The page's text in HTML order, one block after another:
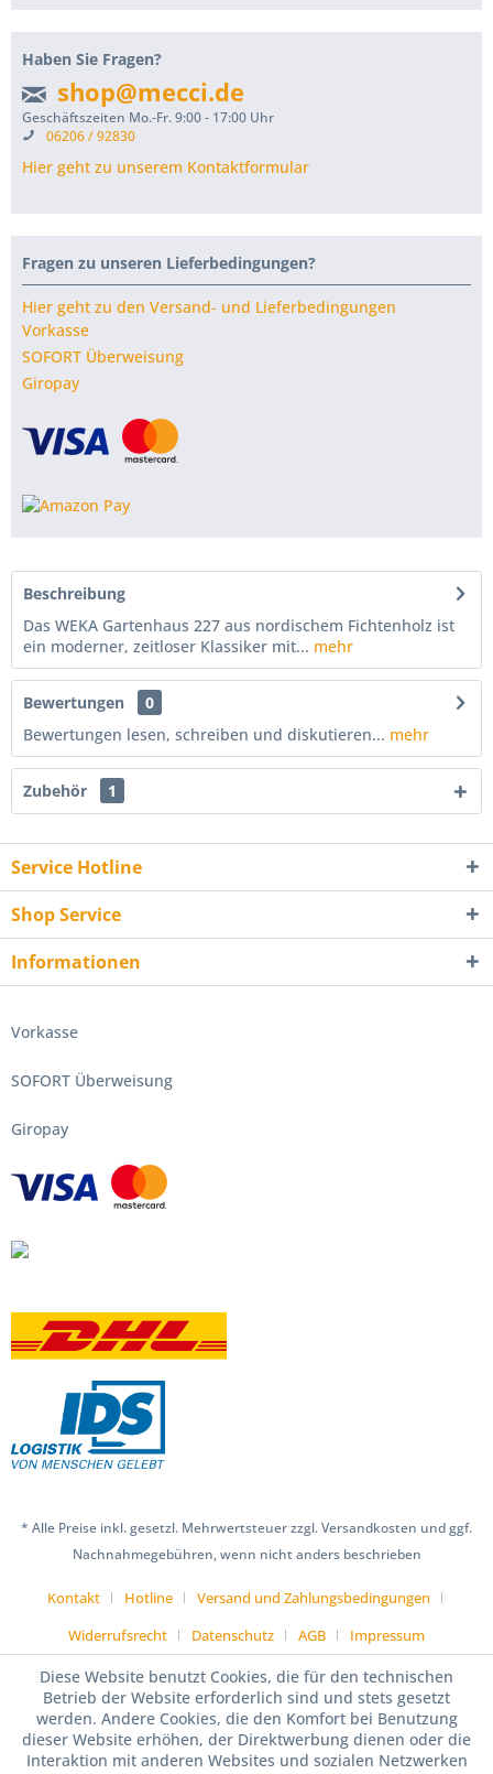
Haben Sie Fragen?
shop@mecci.de
Geschäftszeiten Mo.-Fr. 9:00 - 17:00 Uhr
06206 / 92830
Hier geht zu unserem Kontaktformular
Fragen zu unseren Lieferbedingungen?
Hier geht zu den Versand- und Lieferbedingungen
Vorkasse
SOFORT Überweisung
Giropay
Beschreibung
Das WEKA Gartenhaus 227 aus nordischem Fichtenholz ist
ein moderner, zeitloser Klassiker mit... mehr
Bewertungen
0
Bewertungen lesen, schreiben und diskutieren... mehr
Zubehör 1
Service Hotline
Shop Service
Informationen
Vorkasse
SOFORT Überweisung
Giropay
* Alle Preise inkl. gesetzl. Mehrwertsteuer zzgl. Versandkosten und ggf.
Nachnahmegebühren, wenn nicht anders beschrieben
Kontakt Hotline
Versand und Zahlungsbedingungen
Widerrufsrecht
Datenschutz AGB Impressum
Diese Website benutzt Cookies, die für den technischen
Betrieb der Website erforderlich sind und stets gesetzt
werden. Andere Cookies, die den Komfort bei Benutzung
dieser Website erhöhen, der Direktwerbung dienen oder die
Interaktion mit anderen Websites und sozialen Netzwerken